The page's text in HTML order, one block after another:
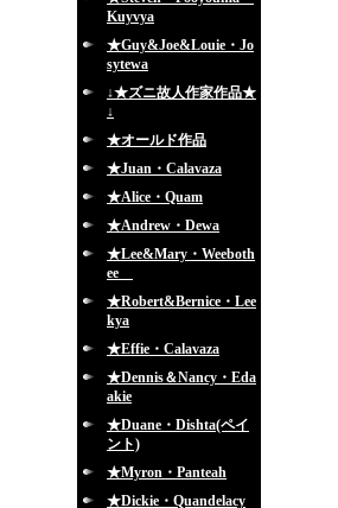
Kuyvya
★Guy&Joe&Louie・Jo
sytewa
↓★ズニ故人作家作品★
↓
★オールド作品
★Juan・Calavaza
★Alice・Quam
★Andrew・Dewa
★Lee&Mary・Weeboth
ee
★Robert&Bernice・Lee
kya
★Effie・Calavaza
★Dennis＆Nancy・Eda
akie
★Duane・Dishta(ペイ
ント)
★Myron・Panteah
★Dickie・Quandelacy